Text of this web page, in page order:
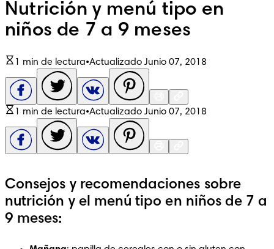
Nutrición y menú tipo en
niños de 7 a 9 meses
1 min de lectura•Actualizado Junio 07, 2018
1 min de lectura•Actualizado Junio 07, 2018
Consejos y recomendaciones sobre
nutrición y el menú tipo en niños de 7 a
9 meses: